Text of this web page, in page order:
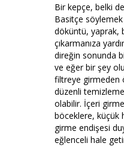
Bir kepçe, belki
Basitçe
döküntü, yaprak,
çıkarmanıza
direğin sonunda
ve eğer bir şey
filtreye girmeden
düzenli temizleme
olabilir. İçeri
böceklere, küçük
girme endişesi
eğlenceli hale